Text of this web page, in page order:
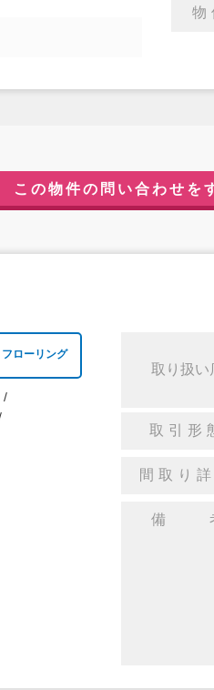
物
この物件の問い合わせを
フローリング
取り扱い
取引形
間取り
備